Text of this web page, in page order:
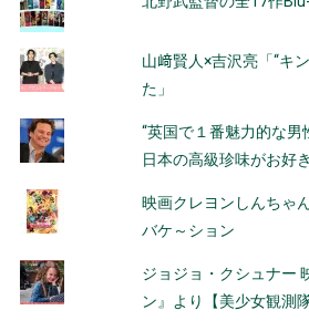
山﨑賢人×吉沢亮「“キ
た」
“英国で１番魅力的な男
日本の高級珍味がお好
映画クレヨンしんちゃ
バケ～ション
ジョジョ・クシュナー
ン』より【美少女観測隊